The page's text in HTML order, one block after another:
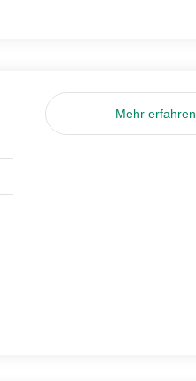
Mehr erfahren